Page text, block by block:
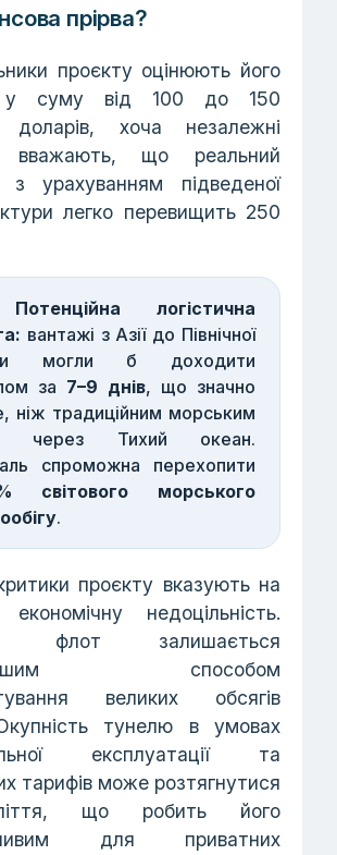
прірва?
проєкту оцінюють його
у суму від 100 до 150
доларів, хоча незалежні
вважають, що реальний
з урахуванням підведеної
легко перевищить 250
Потенційна логістична
вантажі з Азії до Північної
могли б доходити
за 7–9 днів, що значно
ніж традиційним морським
через Тихий океан.
спроможна перехопити
світового морського
.
проєкту вказують на
недоцільність.
флот залишається
способом
великих обсягів
тунелю в умовах
експлуатації та
тарифів може розтягнутися
що робить його
для приватних